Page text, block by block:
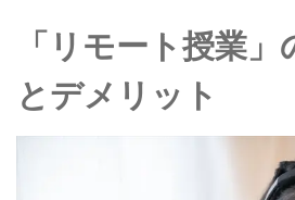
英会話コース（幼児～小学
お電話によるお問
「リモート授業
とデメリット